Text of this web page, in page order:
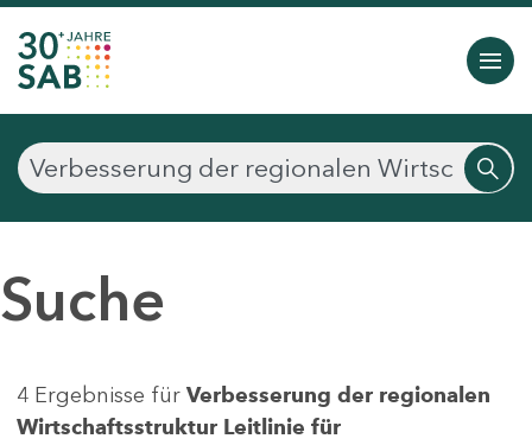
Suche
4 Ergebnisse für Verbesserung der regionalen
Wirtschaftsstruktur Leitlinie für